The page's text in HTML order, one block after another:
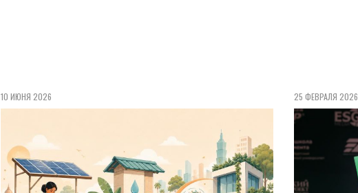
10 ИЮНЯ 2026 25 ФЕВРАЛЯ 2026